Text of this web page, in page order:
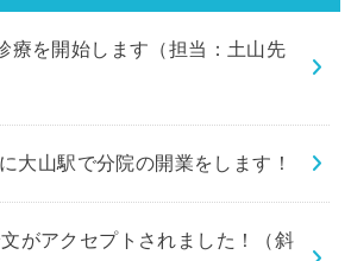
療を開始します（担当：土山先
大山駅で分院の開業をします！
がアクセプトされました！（斜